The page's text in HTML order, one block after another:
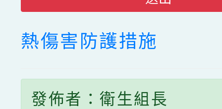
熱傷害防護措施
發佈者：衛生組長